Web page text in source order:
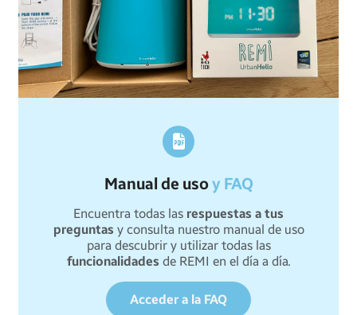
Manual de usoy FAQ
Encuentra todas las respuestas a tus
preguntas y consulta nuestro manual de uso
para descubrir y utilizar todas las
funcionalidades de REMI en el día a día.
Acceder a la FAQ